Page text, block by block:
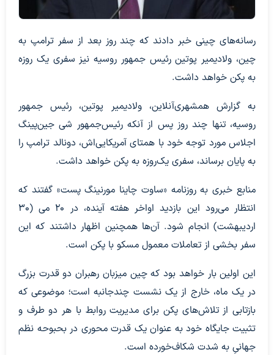
رسانه‌های چینی خبر دادند که چند روز بعد از سفر ترامپ به
چین، ولادیمیر پوتین رئیس جمهور روسیه نیز سفری یک روزه
به پکن خواهد داشت.
به گزارش همشهری‌آنلاین، ولادیمیر پوتین، رئیس جمهور
روسیه، تنها چند روز پس از آنکه رئیس‌جمهور شی جین‌پینگ
اجلاس مورد توجه خود با همتای آمریکایی‌اش، دونالد ترامپ را
به پایان برساند، سفری یک‌روزه به پکن خواهد داشت.
منابع خبری به روزنامه «ساوت چاینا مورنینگ پست» گفتند که
انتظار می‌رود این بازدید اواخر هفته آینده، در ۲۰ می (۳۰
اردیبهشت) انجام شود. آن‌ها همچنین اظهار داشتند که این
سفر بخشی از تعاملات معمول مسکو با پکن است.
این اولین بار خواهد بود که چین میزبان رهبران دو قدرت بزرگ
در یک ماه، خارج از یک نشست چندجانبه است؛ موضوعی که
بازتابی از تلاش‌های پکن برای مدیریت روابط با هر دو طرف و
تثبیت جایگاه خود به عنوان یک قدرت محوری در بحبوحه نظم
جهانیِ به شدت شکاف‌خورده است.